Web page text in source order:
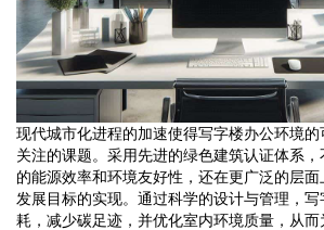
现代城市化进程的加速使得写字楼办公环境
关注的课题。采用先进的绿色建筑认证体系
的能源效率和环境友好性，还在更广泛的层
发展目标的实现。通过科学的设计与管理，
耗，减少碳足迹，并优化室内环境质量，从